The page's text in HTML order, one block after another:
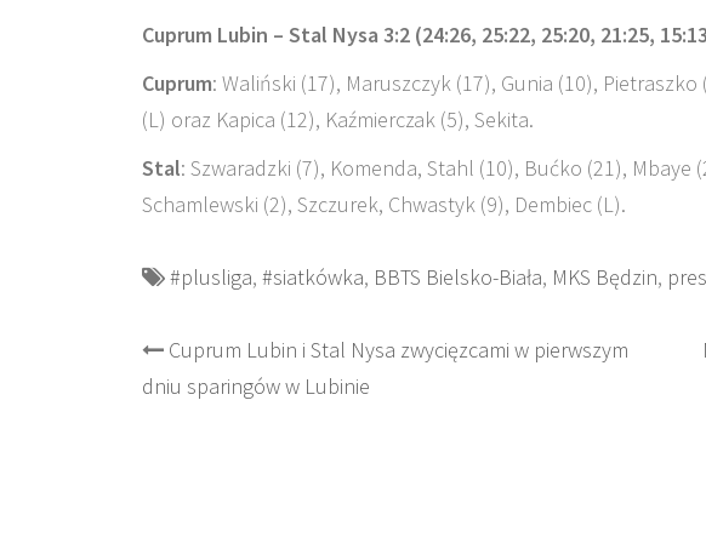
Cuprum Lubin – Stal Nysa 3:2 (24:26, 25:22, 25:20, 21:25,
Cuprum: Waliński (17), Maruszczyk (17), Gunia (10),
(L) oraz Kapica (12), Kaźmierczak (5), Sekita.
Stal: Szwaradzki (7), Komenda, Stahl (10), Bućko (21), Mbaye
Schamlewski (2), Szczurek, Chwastyk (9), Dembiec (L).
#plusliga, #siatkówka, BBTS Bielsko-Biała, MKS Będzin,
Post
navigation
Cuprum Lubin i Stal Nysa zwycięzcami w pierwszym
dniu sparingów w Lubinie